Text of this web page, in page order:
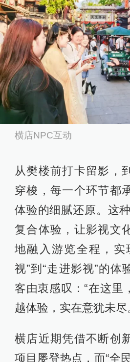
横店NPC互动
从樊楼前打卡留影，
穿梭，每一个环节都
体验的细腻还原。这
复合体验，让影视文
地融入游览全程，实
视”到“走进影视”的体
客由衷感叹：“在这里
越体验，实在意犹未尽
横店近期凭借不断创
项目屡登热点，而“全